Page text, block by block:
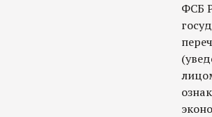
ФСБ